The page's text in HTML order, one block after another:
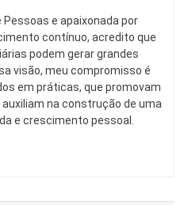
Pessoas e apaixonada por
contínuo, acredito que
podem gerar grandes
visão, meu compromisso é
em práticas, que promovam
na construção de uma
e crescimento pessoal.